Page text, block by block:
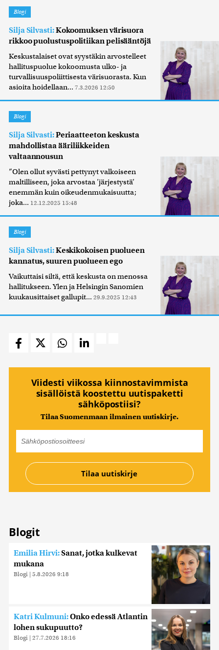
Blogi
Silja Silvasti:Kokoomuksen värisuora
rikkoo puolustuspolitiikan pelisääntöjä
Keskustalaiset ovat syystäkin arvostelleet
hallituspuolue kokoomusta ulko- ja
turvallisuuspoliittisesta värisuorasta. Kun
asioita hoidellaan... 7.3.2026 12:50
Blogi
Silja Silvasti:Periaatteeton keskusta
mahdollistaa ääriliikkeiden
valtaannousun
”Olen ollut syvästi pettynyt valkoiseen
maltilliseen, joka arvostaa ’järjestystä’
enemmän kuin oikeudenmukaisuutta;
joka... 12.12.2025 15:48
Blogi
Silja Silvasti:Keskikokoisen puolueen
kannatus, suuren puolueen ego
Vaikuttaisi siltä, että keskusta on menossa
hallitukseen. Ylen ja Helsingin Sanomien
kuukausittaiset gallupit... 29.9.2025 12:43
Viidesti viikossa kiinnostavimmista
sisällöistä koostettu uutispaketti
sähköpostiisi?
Tilaa Suomenmaan ilmainen uutiskirje.
Blogit
Emilia Hirvi:Sanat, jotka kulkevat
mukana
Blogi | 5.8.2026 9:18
Katri Kulmuni:Onko edessä Atlantin
lohen sukupuutto?
Blogi | 27.7.2026 18:16